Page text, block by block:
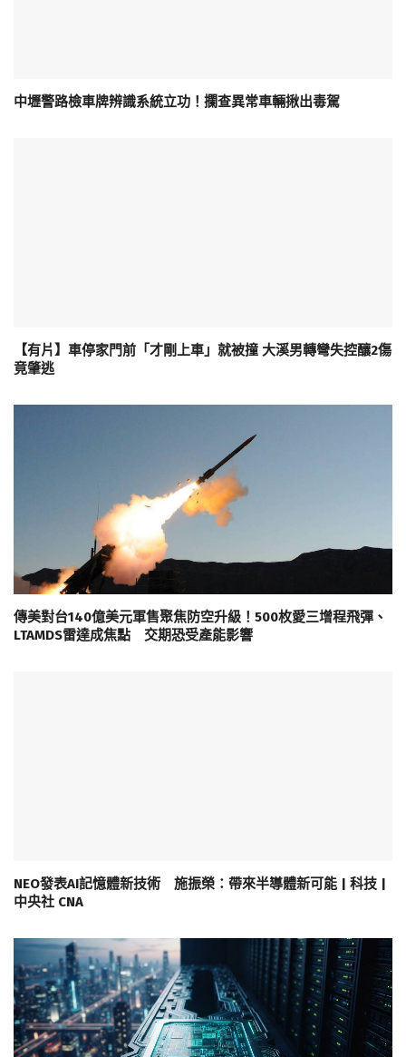
中壢警路檢車牌辨識系統立功！攔查異常車輛揪出毒駕
【有片】車停家門前「才剛上車」就被撞 大溪男轉彎失控釀2傷
竟肇逃
傳美對台140億美元軍售聚焦防空升級！500枚愛三增程飛彈、
LTAMDS雷達成焦點 交期恐受產能影響
NEO發表AI記憶體新技術 施振榮：帶來半導體新可能 | 科技 |
中央社 CNA